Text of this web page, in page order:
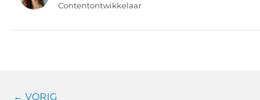
Contentontwikkelaar
← VORIG